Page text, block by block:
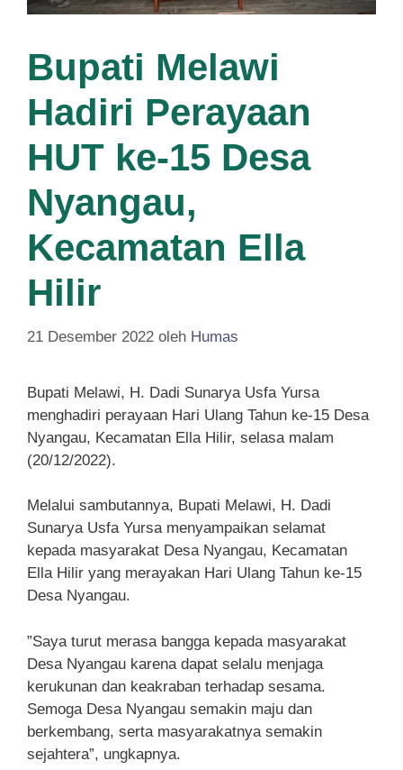
Bupati Melawi
Hadiri Perayaan
HUT ke-15 Desa
Nyangau,
Kecamatan Ella
Hilir
21 Desember 2022 oleh Humas
Bupati Melawi, H. Dadi Sunarya Usfa Yursa
menghadiri perayaan Hari Ulang Tahun ke-15 Desa
Nyangau, Kecamatan Ella Hilir, selasa malam
(20/12/2022).
Melalui sambutannya, Bupati Melawi, H. Dadi
Sunarya Usfa Yursa menyampaikan selamat
kepada masyarakat Desa Nyangau, Kecamatan
Ella Hilir yang merayakan Hari Ulang Tahun ke-15
Desa Nyangau.
”Saya turut merasa bangga kepada masyarakat
Desa Nyangau karena dapat selalu menjaga
kerukunan dan keakraban terhadap sesama.
Semoga Desa Nyangau semakin maju dan
berkembang, serta masyarakatnya semakin
sejahtera”, ungkapnya.